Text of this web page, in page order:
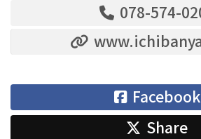
078-574-
Facebook
Share